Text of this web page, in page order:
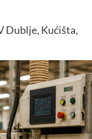
Dublje, Kućišta,